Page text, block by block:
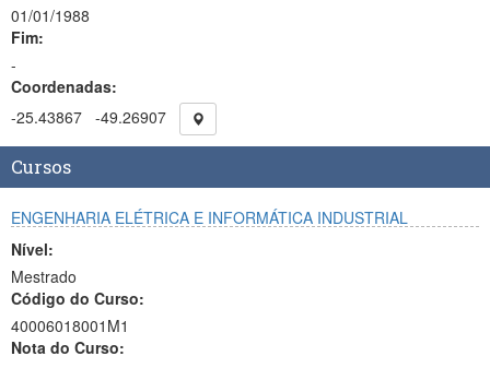
01/01/1988
Fim:
-
Coordenadas:
-25.43867 -49.26907
Cursos
ENGENHARIA ELÉTRICA E INFORMÁTICA INDUSTRIAL
Nível:
Mestrado
Código do Curso:
40006018001M1
Nota do Curso: